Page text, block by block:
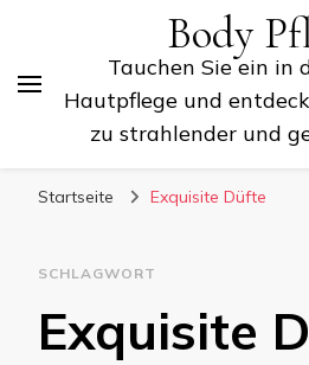
Body
Tauchen Sie ein in
Hautpflege und
zu strahlender und
Startseite Exquisite Düfte
SCHLAGWORT
Exquisite